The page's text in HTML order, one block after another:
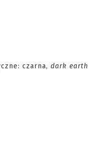
czarna, dark earth